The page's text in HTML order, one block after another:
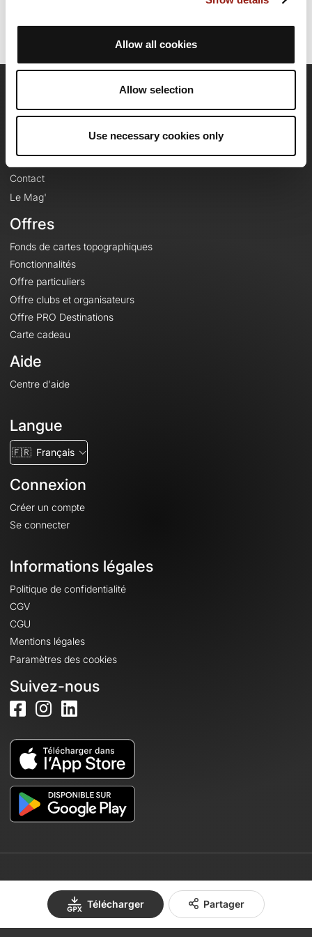
Allow all cookies
Allow selection
Use necessary cookies only
Télécharger Partager
Contact
Le Mag'
Offres
Fonds de cartes topographiques
Fonctionnalités
Offre particuliers
Offre clubs et organisateurs
Offre PRO Destinations
Carte cadeau
Aide
Centre d'aide
Langue
🇫🇷 Français
Connexion
Créer un compte
Se connecter
Informations légales
Politique de confidentialité
CGV
CGU
Mentions légales
Paramètres des cookies
Suivez-nous
© 2026 OpenRunner - Version 7.31.3